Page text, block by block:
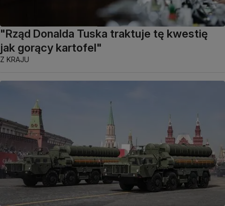
"Rząd Donalda Tuska traktuje tę kwestię
jak gorący kartofel"
Z KRAJU